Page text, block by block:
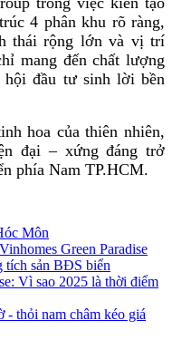
4 phân khu rõ ràng,
thái rộng lớn và vị trí
mang đến chất lượng
hội đầu tư sinh lời bền
hoa của thiên nhiên,
đại – xứng đáng trở
phía Nam TP.HCM.
Môn
Green Paradise
tích sản BĐS biển
Vì sao 2025 là thời điểm
- thỏi nam châm kéo giá